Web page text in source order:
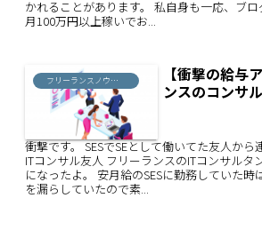
かれることがあります。 私自身も一応、ブ
月100万円以上稼いでお...
フリーランスノウハウ
【衝撃の給与
ンスのコンサ
衝撃です。 SESでSEとして働いてた友人から
ITコンサル友人 フリーランスのITコンサルタ
になったよ。 安月給のSESに勤務していた
を漏らしていたので素...